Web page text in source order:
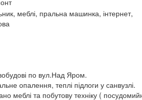
меблі, пральна машинка, інтернет,
по вул.Над Яром.
опалення, теплі підлоги у санвузлі.
меблі та побутову техніку (